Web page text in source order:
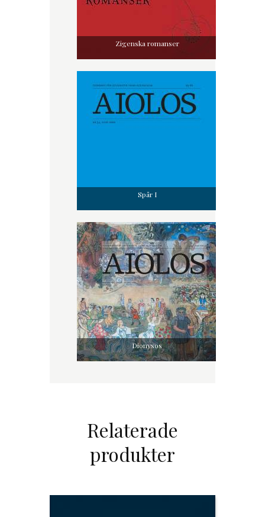
Zigenska romanser
Spår I
Dionysos
Relaterade
produkter